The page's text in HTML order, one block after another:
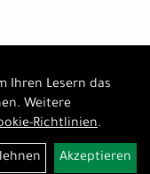
Ihren Lesern das
Weitere
Richtlinien.
Akzeptieren
widerrufen